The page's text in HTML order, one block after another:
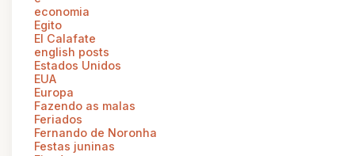
economia
Egito
El Calafate
english posts
Estados Unidos
EUA
Europa
Fazendo as malas
Feriados
Fernando de Noronha
Festas juninas